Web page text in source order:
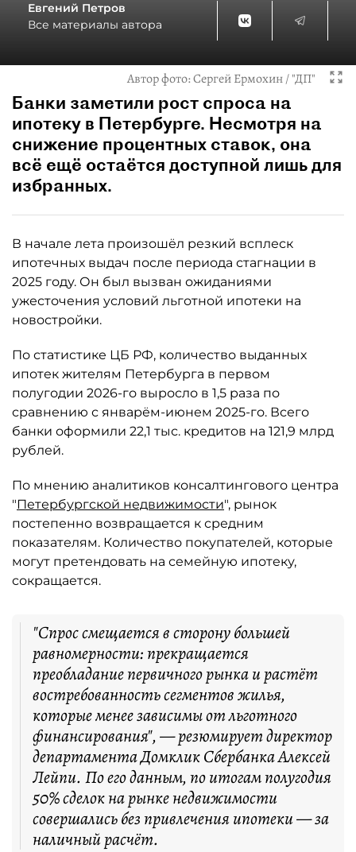
Евгений Петров
Все материалы автора
Автор фото:Сергей Ермохин / "ДП"
Банки заметили рост спроса на
ипотеку в Петербурге. Несмотря на
снижение процентных ставок, она
всё ещё остаётся доступной лишь для
избранных.
В начале лета произошёл резкий всплеск
ипотечных выдач после периода стагнации в
2025 году. Он был вызван ожиданиями
ужесточения условий льготной ипотеки на
новостройки.
По статистике ЦБ РФ, количество выданных
ипотек жителям Петербурга в первом
полугодии 2026-го выросло в 1,5 раза по
сравнению с январём-июнем 2025-го. Всего
банки оформили 22,1 тыс. кредитов на 121,9 млрд
рублей.
По мнению аналитиков консалтингового центра
"Петербургской недвижимости", рынок
постепенно возвращается к средним
показателям. Количество покупателей, которые
могут претендовать на семейную ипотеку,
сокращается.
"Спрос смещается в сторону большей
равномерности: прекращается
преобладание первичного рынка и растёт
востребованность сегментов жилья,
которые менее зависимы от льготного
финансирования", — резюмирует директор
департамента Домклик Сбербанка Алексей
Лейпи. По его данным, по итогам полугодия
50% сделок на рынке недвижимости
совершались без привлечения ипотеки — за
наличный расчёт.